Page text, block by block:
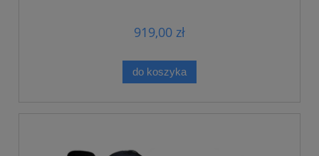
919,00 zł
do koszyka